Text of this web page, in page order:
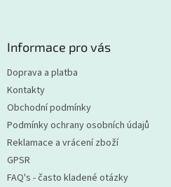
Informace pro vás
Doprava a platba
Kontakty
Obchodní podmínky
Podmínky ochrany osobních údajů
Reklamace a vrácení zboží
GPSR
FAQ's - často kladené otázky